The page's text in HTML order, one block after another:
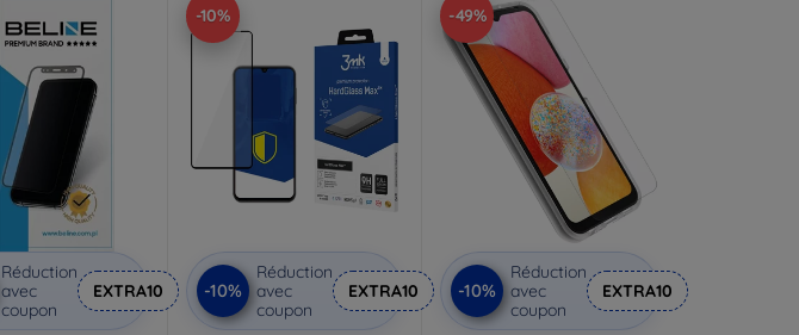
Réduction
avec
coupon
EXTRA10
-10%
-10%
Réduction
avec
coupon
EXTRA10
-49%
-10%
Réduction
avec
coupon
EXTRA10